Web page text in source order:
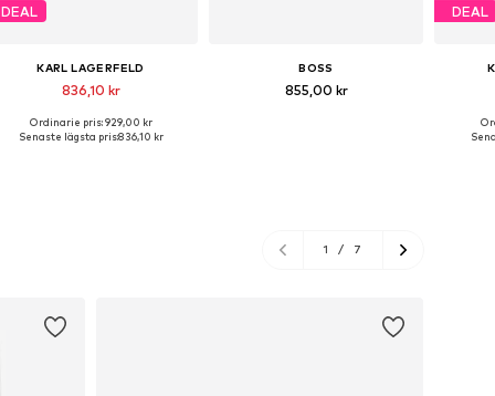
DEAL
KARL LAGERFELD
836,10 kr
Ordinarie pris: 929,00 kr
Senaste lägsta pris:836,10 kr
BOSS
855,00 kr
DEAL
1 / 7